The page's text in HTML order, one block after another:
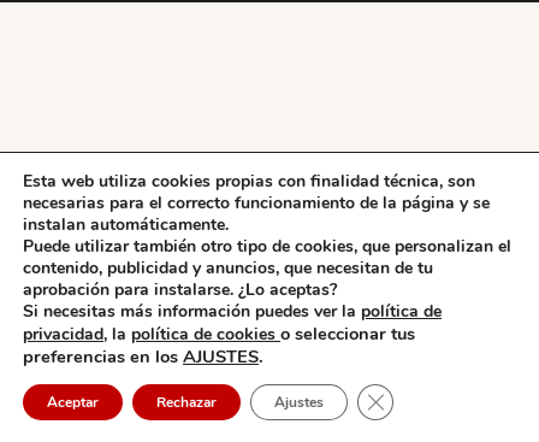
Esta web utiliza cookies propias con finalidad técnica, son
necesarias para el correcto funcionamiento de la página y se
instalan automáticamente.
Puede utilizar también otro tipo de cookies, que personalizan el
contenido, publicidad y anuncios, que necesitan de tu
aprobación para instalarse. ¿Lo aceptas?
Si necesitas más información puedes ver la política de
privacidad, la política de cookies o seleccionar tus
preferencias en los AJUSTES.
Aceptar Rechazar Ajustes Cerrar el banner de